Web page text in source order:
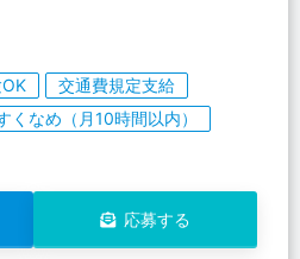
交通費規定支給
くなめ（月10時間以内）
応募する